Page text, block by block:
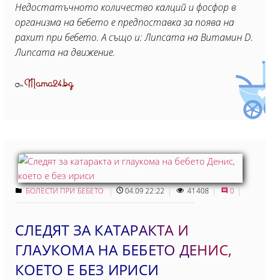
Недостатъчното количество калций и фосфор в
организма на бебето е предпоставка за поява на
рахит при бебето. А също и: Липсата на Витамин D.
Липсата на движение.
ОтMama24.bg
БОЛЕСТИ ПРИ БЕБЕТО 04.09 22:22 41408 0
СЛЕДЯТ ЗА КАТАРАКТА И
ГЛАУКОМА НА БЕБЕТО ДЕНИС,
КОЕТО Е БЕЗ ИРИСИ